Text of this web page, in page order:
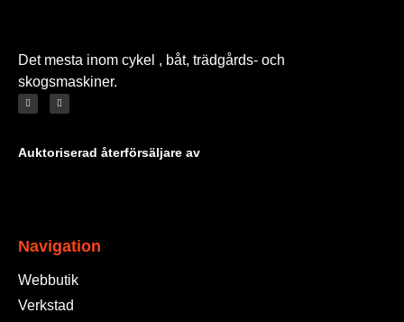
Det mesta inom cykel , båt, trädgårds- och
skogsmaskiner.
Auktoriserad återförsäljare av
Navigation
Webbutik
Verkstad